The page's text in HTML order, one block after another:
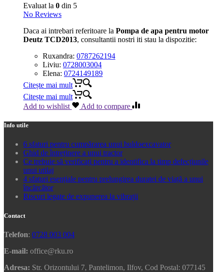
Evaluat la 0 din 5
No Reviews
Daca ai intrebari referitoare la Pompa de apa pentru motor
Deutz TCD2013, consultantii nostri iti stau la dispozitie:
Ruxandra: 0787262194
Liviu: 0728003004
Elena: 0724149189
Citește mai mult
Citește mai mult
Add to wishlist
Add to compare
Info utile
6 sfaturi pentru cumpărarea unui buldoexcavator
Ghid de întreținere a unui tractor
Ce trebuie să verificați pentru a identifica la timp defecțiunile
unui utilaj
4 sfaturi esențiale pentru prelungirea duratei de viață a unui
încărcător
Riscuri legate de expunerea la vibrații
Contact
Telefon: 0728 003 004
E-mail: office@rku.ro
Adresa: Str. Orizontului 7, Pantelimon, Ilfov, Cod Postal: 077145